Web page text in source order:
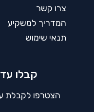
צרו קשר
המדריך למשקיע
תנאי שימוש
קבלו
הצטרפו לקבלת